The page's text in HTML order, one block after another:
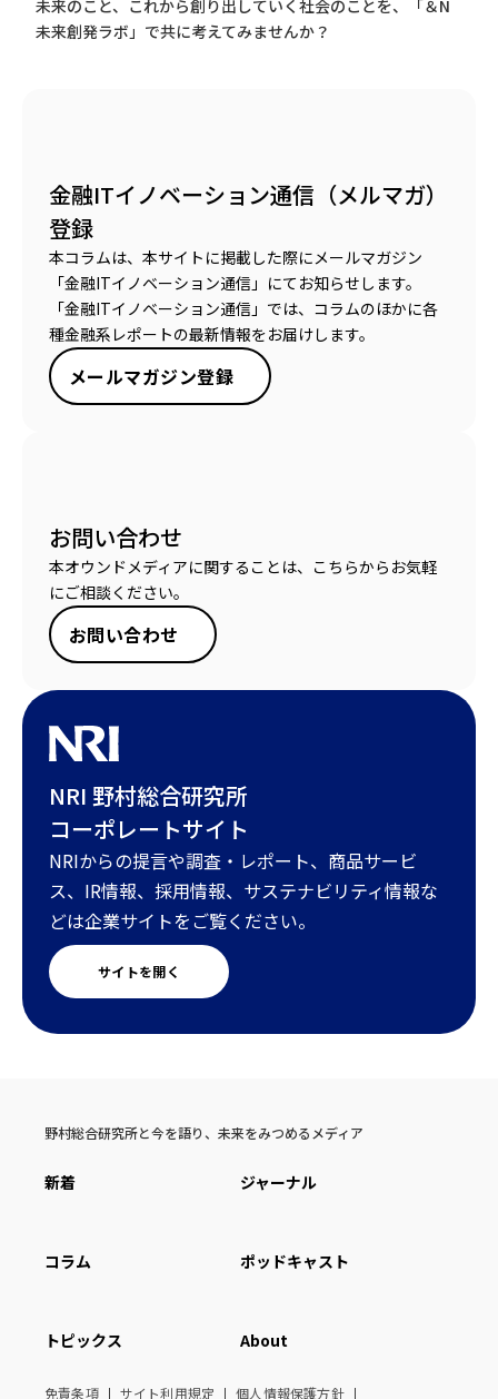
未来のこと、これから創り出していく社会のことを、「＆N
未来創発ラボ」で共に考えてみませんか？
金融ITイノベーション通信（メルマガ）
登録
本コラムは、本サイトに掲載した際にメールマガジン
「金融ITイノベーション通信」にてお知らせします。
「金融ITイノベーション通信」では、コラムのほかに各
種金融系レポートの最新情報をお届けします。
メールマガジン登録
お問い合わせ
本オウンドメディアに関することは、こちらからお気軽
にご相談ください。
お問い合わせ
NRI 野村総合研究所
コーポレートサイト
NRIからの提言や調査・レポート、商品サービ
ス、IR情報、採用情報、サステナビリティ情報な
どは企業サイトをご覧ください。
サイトを開く
野村総合研究所と今を語り、未来をみつめるメディア
新着 ジャーナル
コラム ポッドキャスト
トピックス About
免責条項 サイト利用規定 個人情報保護方針